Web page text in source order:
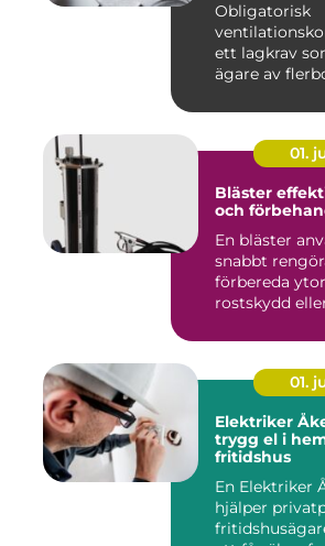
Obligatorisk
ett lagkrav
ägare av
01.
Bläster effektiv rengöring
och
En bläster
snabbt
förbereda
rostskydd
01.
Elektriker
trygg el i
fritidshus
En Elektriker
hjälper